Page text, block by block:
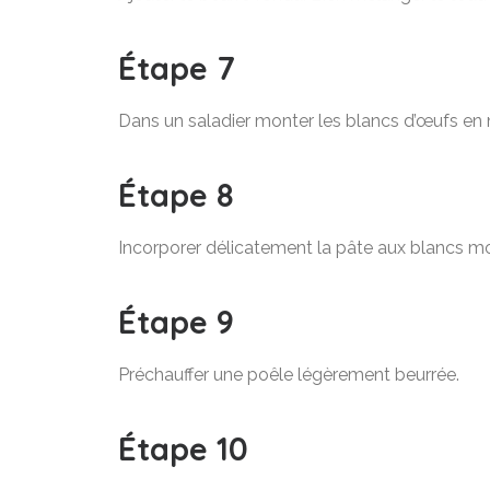
Étape 7
Dans un saladier monter les blancs d’œufs en
Étape 8
Incorporer délicatement la pâte aux blancs
Étape 9
Préchauffer une poêle légèrement beurrée.
Étape 10